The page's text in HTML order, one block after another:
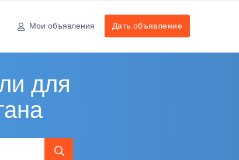
Мои объявления Дать объявление
для